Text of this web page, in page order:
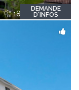
183 m2
DEMANDE
D'INFOS